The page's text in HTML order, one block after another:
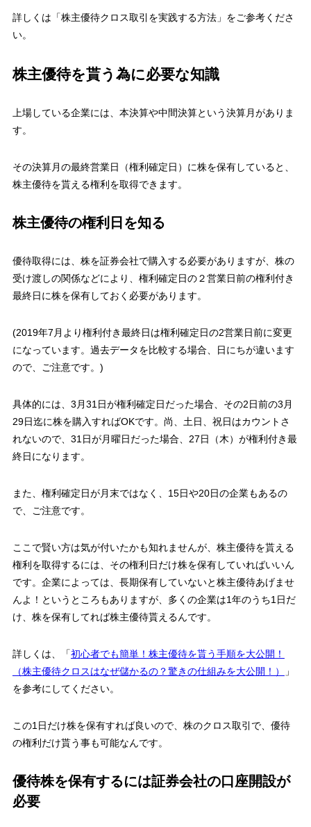
詳しくは「株主優待クロス取引を実践する方法」をご参考くださ
い。
株主優待を貰う為に必要な知識
上場している企業には、本決算や中間決算という決算月がありま
す。
その決算月の最終営業日（権利確定日）に株を保有していると、
株主優待を貰える権利を取得できます。
株主優待の権利日を知る
優待取得には、株を証券会社で購入する必要がありますが、株の
受け渡しの関係などにより、 権利確定日の２営業日前の権利付き
最終日に株を保有しておく必要があります。
(2019年7月より権利付き最終日は権利確定日の2営業日前に変更
になっています。過去データを比較する場合、日にちが違います
ので、ご注意です。)
具体的には、3月31日が権利確定日だった場合、その2日前の3月
29日迄に株を購入すればOKです。尚、土日、祝日はカウントさ
れないので、31日が月曜日だった場合、27日（木）が権利付き最
終日になります。
また、権利確定日が月末ではなく、15日や20日の企業もあるの
で、ご注意です。
ここで賢い方は気が付いたかも知れませんが、株主優待を貰える
権利を取得するには、その権利日だけ株を保有していればいいん
です。企業によっては、長期保有していないと株主優待あげませ
んよ！というところもありますが、 多くの企業は1年のうち1日だ
け、株を保有してれば株主優待貰えるんです。
詳しくは、「初心者でも簡単！株主優待を貰う手順を大公開！
（株主優待クロスはなぜ儲かるの？驚きの仕組みを大公開！）
」
を参考にしてください。
この1日だけ株を保有すれば良いので、株のクロス取引で、優待
の権利だけ貰う事も可能なんです。
優待株を保有するには証券会社の口座開設が
必要